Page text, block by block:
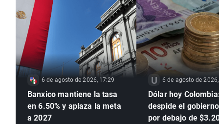
6 de agosto de 2026, 17:29
Banxico mantiene la tasa
en 6.50% y aplaza la meta
a 2027
6 de agosto de
Dólar hoy
despide el
por debajo de